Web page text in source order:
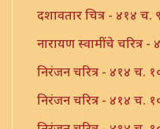
दशावतार चित्र - ४१४ च.
नारायण स्वामींचे चरित्र
निरंजन चरित्र - ४१४ च.
निरंजन चरित्र - ४१४ च.